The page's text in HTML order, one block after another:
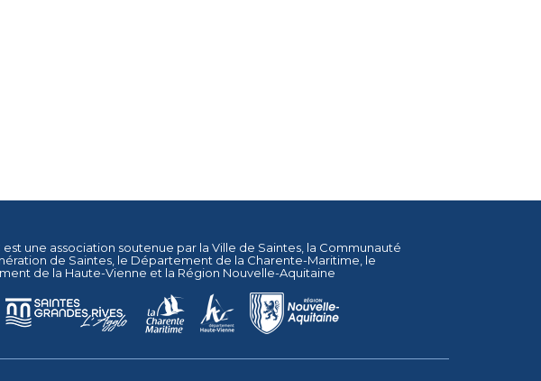
est une association soutenue par la Ville de Saintes , la Communauté
de Saintes , le Département de la Charente-Maritime , le
de la Haute-Vienne et la Région Nouvelle-Aquitaine